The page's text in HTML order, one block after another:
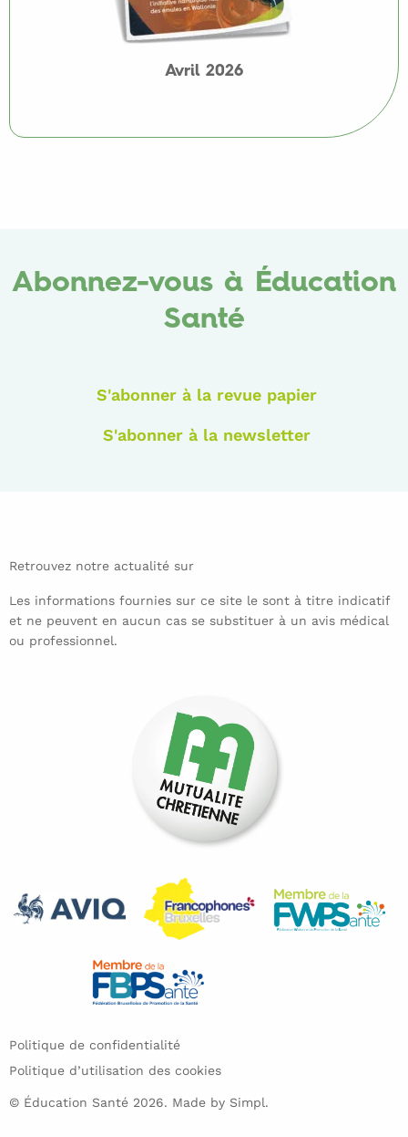
Avril 2026
Abonnez-vous à Éducation
Santé
S'abonner à la revue papier
S'abonner à la newsletter
Retrouvez notre actualité sur
Les informations fournies sur ce site le sont à titre indicatif
et ne peuvent en aucun cas se substituer à un avis médical
ou professionnel.
Politique de confidentialité
Politique d’utilisation des cookies
© Éducation Santé 2026. Made by Simpl.